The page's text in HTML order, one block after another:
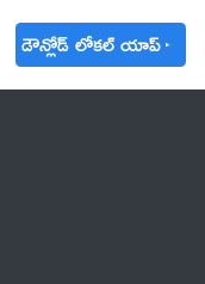
డౌన్లోడ్ లోకల్ యాప్